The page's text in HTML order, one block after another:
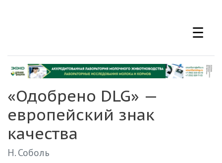
☰
«Одобрено DLG» —
европейский знак
качества
Н. Соболь